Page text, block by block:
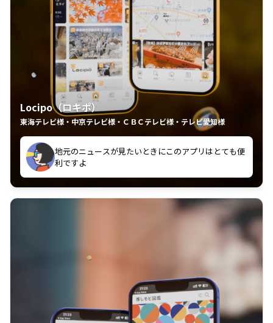
Locipo（ロキポ）
東海テレビ様・中京テレビ様・ＣＢＣテレビ様・テレビ愛知様
中京テレビのおもしろ番組が視聴可能地域外からも見
れるの嬉しいポイント
いつも利用させていただいております！